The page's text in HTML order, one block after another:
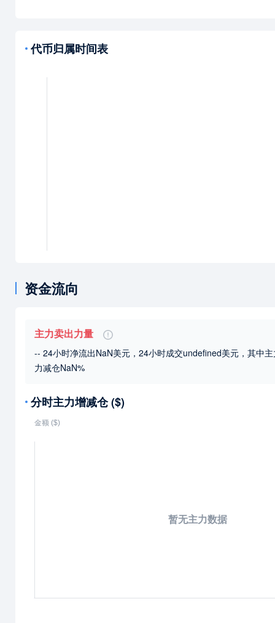
代币归属时间表
资金流向
主力卖出力量
-- 24小时净流出NaN美元，24小时成交undefined美元 ，其中
力减仓NaN%
分时主力增减仓 ($)
暂无主力数据